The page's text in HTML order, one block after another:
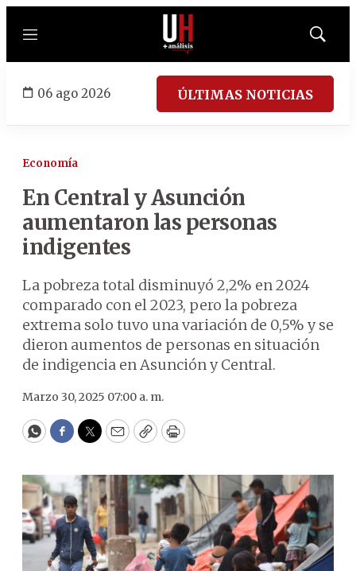
Menú
Mostrar
06 ago 2026 ÚLTIMAS NOTICIAS
Economía
En Central y Asunción
aumentaron las personas
indigentes
La pobreza total disminuyó 2,2% en 2024
comparado con el 2023, pero la pobreza
extrema solo tuvo una variación de 0,5% y se
dieron aumentos de personas en situación
de indigencia en Asunción y Central.
Marzo 30, 2025 07:00 a. m.
WhatsApp
Facebook
Twitter
EmailCopyPrint